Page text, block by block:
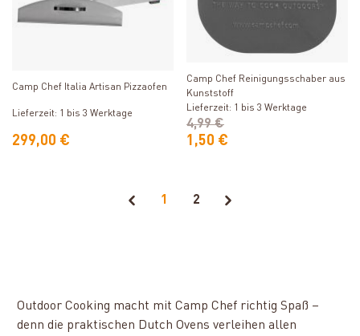
Camp Chef Italia Artisan Pizzaofen
Lieferzeit: 1 bis 3 Werktage
299,00 €
Produkt ansehen
Camp Chef Reinigungsschaber aus
Kunststoff
Lieferzeit: 1 bis 3 Werktage
1,50 €
4,99 €
1 2
Outdoor Cooking macht mit Camp Chef richtig Spaß –
denn die praktischen Dutch Ovens verleihen allen